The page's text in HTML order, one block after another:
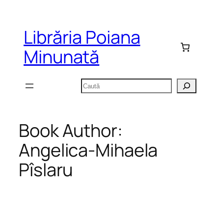
conținutLibrăria Poiana
Minunată
Caută
Book Author:
Angelica-Mihaela
Pîslaru